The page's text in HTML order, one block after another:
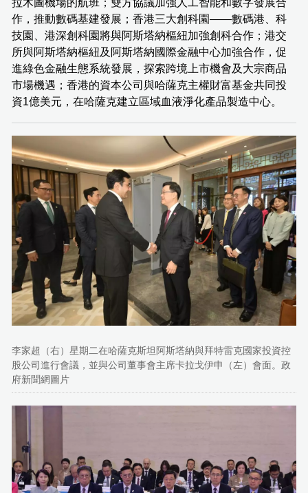
作，推動數碼基建發展；香港三大創科園——數碼港、科
技園、港深創科園將與阿斯塔納樞紐加強創科合作；港交
所與阿斯塔納樞紐及阿斯塔納國際金融中心加強合作，促
進綠色金融生態系統發展，探索跨境上市機會及大宗商品
市場機遇；香港的資本公司與哈薩克主權財富基金共同投
資1億美元，在哈薩克建立區域血液淨化產品製造中心。
李家超（右）星期二在哈薩克斯坦阿斯塔納與拜特雷克國家投資控
股公司進行會議，並與公司董事會主席卡拉戈伊申（左）會面。政
府新聞網圖片